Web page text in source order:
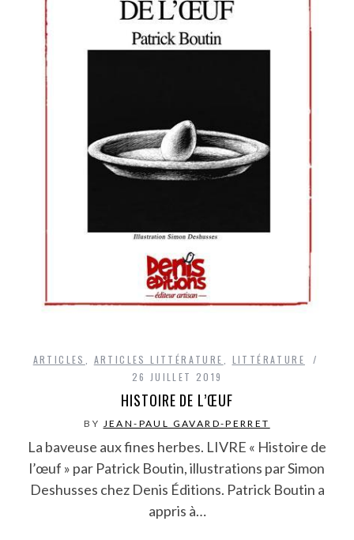
ARTICLES ARTICLES LITTÉRATURE
LITTÉRATURE
26 JUILLET 2019
HISTOIRE DE L’ŒUF
BY JEAN-PAUL GAVARD-PERRET
La baveuse aux fines herbes. LIVRE « Histoire de
l’œuf » par Patrick Boutin, illustrations par Simon
Deshusses chez Denis Éditions. Patrick Boutin a
appris à…